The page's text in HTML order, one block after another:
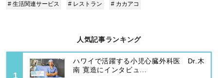
# 生活関連サービス # レストラン # カカアコ
人気記事ランキング
ハワイで活躍する小児心臓外科医 Dr.木
南 寛造にインタビュ...